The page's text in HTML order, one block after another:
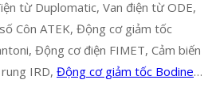
từ Duplomatic, Van điện từ ODE,
Côn ATEK, Động cơ giảm tốc
Động cơ điện FIMET, Cảm biến
IRD, Động cơ giảm tốc Bodine…